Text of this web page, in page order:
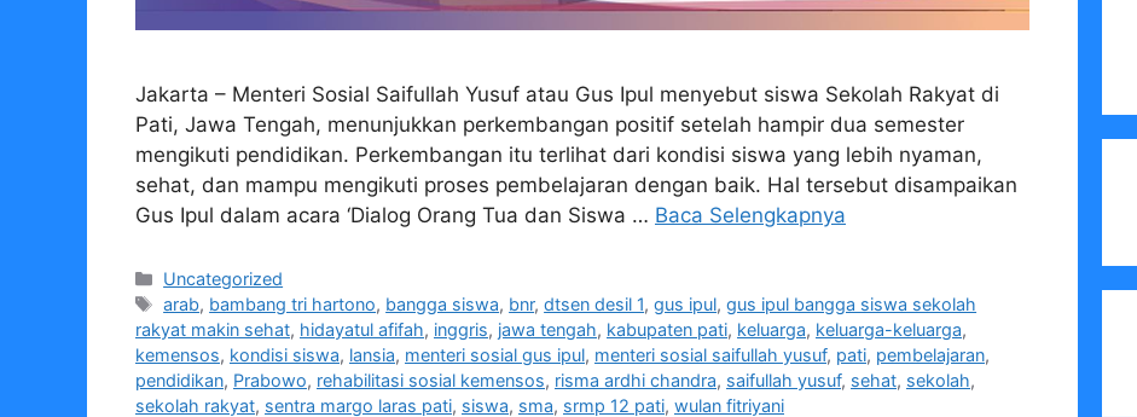
Jakarta – Menteri Sosial Saifullah Yusuf atau Gus Ipul menyebut siswa Sekolah Rakyat di
Pati, Jawa Tengah, menunjukkan perkembangan positif setelah hampir dua semester
mengikuti pendidikan. Perkembangan itu terlihat dari kondisi siswa yang lebih nyaman,
sehat, dan mampu mengikuti proses pembelajaran dengan baik. Hal tersebut disampaikan
Gus Ipul dalam acara ‘Dialog Orang Tua dan Siswa … Baca Selengkapnya
Kategori
Uncategorized
Tag
arab, bambang tri hartono, bangga siswa, bnr,dtsen desil 1,gus ipul,gus ipul bangga siswa sekolah
rakyat makin sehat, hidayatul afifah, inggris, jawa tengah, kabupaten pati, keluarga, keluarga-keluarga,
kemensos, kondisi siswa, lansia, menteri sosial gus ipul, menteri sosial saifullah yusuf, pati, pembelajaran,
pendidikan, Prabowo, rehabilitasi sosial kemensos, risma ardhi chandra, saifullah yusuf, sehat, sekolah,
sekolah rakyat, sentra margo laras pati, siswa, sma, srmp 12 pati, wulan fitriyani